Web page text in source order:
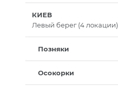
КИЕВ
Левый берег (4 локации)
Позняки
Осокорки